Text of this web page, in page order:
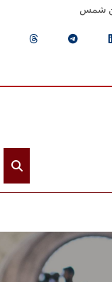
شمس
الرئيسيـة